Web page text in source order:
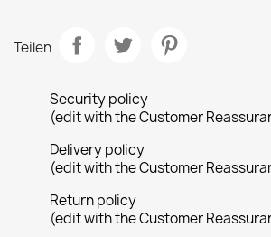
Teilen
Security policy
(edit with the Customer
Delivery policy
(edit with the Customer
Return policy
(edit with the Customer